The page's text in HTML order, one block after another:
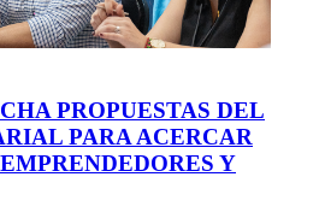
PROPUESTAS DEL
PARA ACERCAR
Y